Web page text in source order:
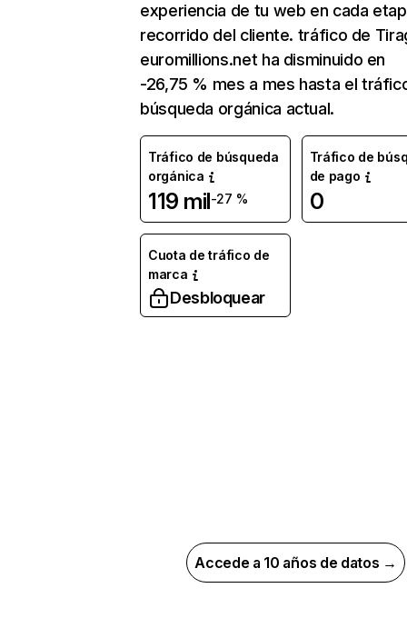
experiencia de tu web en cada
recorrido del cliente. tráfico de
euromillions.net ha disminuido en
-26,75 % mes a mes hasta el
búsqueda orgánica actual.
Tráfico de búsqueda
orgánica
119 mil-27 %
Tráfico de
de pago
0
Cuota de tráfico de
marca
Desbloquear
Accede a 10 años de datos →